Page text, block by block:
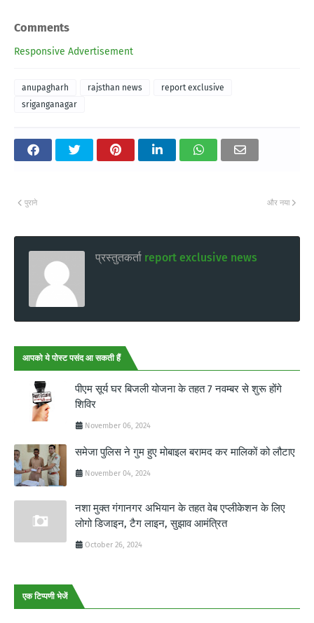
Comments
Responsive Advertisement
anupagharh rajsthan news
report exclusive
sriganganagar
और नया
पुराने
प्रस्तुतकर्ता report exclusive news
आपको ये पोस्ट पसंद आ सकती हैं
पीएम सूर्य घर बिजली योजना के तहत 7 नवम्बर से शुरू होंगे
शिविर
November 06, 2024
समेजा पुलिस ने गुम हुए मोबाइल बरामद कर मालिकों को लौटाए
November 04, 2024
नशा मुक्त गंगानगर अभियान के तहत वेब एप्लीकेशन के लिए
लोगो डिजाइन, टैग लाइन, सुझाव आमंत्रित
October 26, 2024
एक टिप्पणी भेजें